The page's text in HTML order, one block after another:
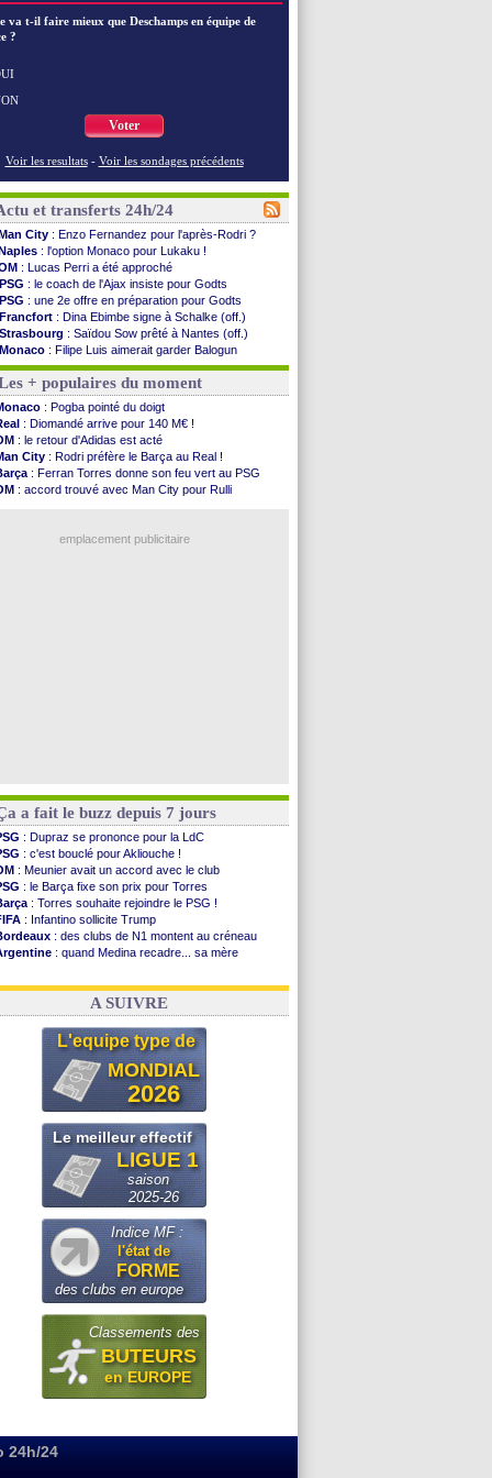
va t-il faire mieux que Deschamps en équipe de
?
Voter
Voir les resultats - Voir les sondages précédents
et transferts 24h/24
City : Enzo Fernandez pour l'après-Rodri ?
: l'option Monaco pour Lukaku !
: Lucas Perri a été approché
PSG : le coach de l'Ajax insiste pour Godts
PSG : une 2e offre en préparation pour Godts
Francfort : Dina Ebimbe signe à Schalke (off.)
Strasbourg : Saïdou Sow prêté à Nantes (off.)
Monaco : Filipe Luis aimerait garder Balogun
Dortmund: Newcastle est prévenu pour Nmecha
Barça: première offre à 45 M€ pour Rodri ?
Argentine: le soutien très appuyé à Infantino
Tottenham: Van de Ven va prolonger
Barça: l'agent de Rodri confirme !
: la CAF soutient Infantino
2030 : Rubiales charge Infantino et ...
: Embolo a des pistes alléchantes
d'Ivoire : Renard affiche ses ambitions
: Zirkzee vers la Juventus ?
+ populaires du moment
: Pogba pointé du doigt
: Diomandé arrive pour 140 M€ !
: le retour d'Adidas est acté
City : Rodri préfère le Barça au Real !
: Ferran Torres donne son feu vert au PSG
: accord trouvé avec Man City pour Rulli
emplacement publicitaire
a fait le buzz depuis 7 jours
: Dupraz se prononce pour la LdC
: c'est bouclé pour Akliouche !
: Meunier avait un accord avec le club
: le Barça fixe son prix pour Torres
: Torres souhaite rejoindre le PSG !
: Infantino sollicite Trump
: des clubs de N1 montent au créneau
: quand Medina recadre... sa mère
: Paixão attire un 2e club anglais
A SUIVRE
L'equipe type de
MONDIAL
2026
Le meilleur effectif
LIGUE 1
saison
2025-26
Indice MF :
l'état de
FORME
des clubs en europe
Classements des
BUTEURS
en EUROPE
24h/24